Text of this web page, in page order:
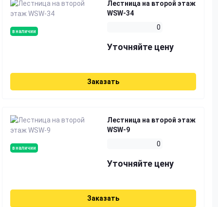
в наличии
Лестница на второй этаж
WSW-34
0
Уточняйте цену
Заказать
в наличии
Лестница на второй этаж
WSW-9
0
Уточняйте цену
Заказать